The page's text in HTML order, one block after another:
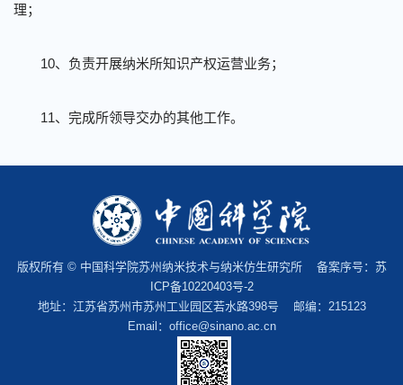
理；
10、负责开展纳米所知识产权运营业务；
11、完成所领导交办的其他工作。
版权所有 © 中国科学院苏州纳米技术与纳米仿生研究所 备案序号： 苏
ICP备10220403号-2
地址：江苏省苏州市苏州工业园区若水路398号 邮编：215123
Email：office@sinano.ac.cn